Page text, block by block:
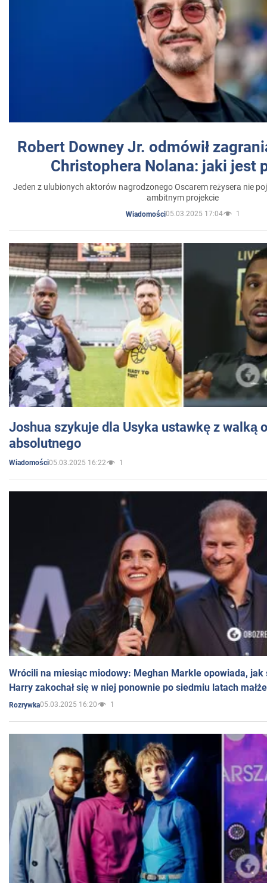
Robert Downey Jr. odmówił
Christophera Nolana: jaki jest
Jeden z ulubionych aktorów nagrodzonego Oscarem reżysera nie
ambitnym projekcie
Wiadomości05.03.2025 17:04 1
Joshua szykuje dla Usyka ustawkę z walką
absolutnego
Wiadomości05.03.2025 16:22 1
Wrócili na miesiąc miodowy: Meghan Markle opowiada, jak
Harry zakochał się w niej ponownie po siedmiu latach
Rozrywka05.03.2025 16:20 1